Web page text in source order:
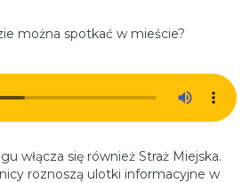
można spotkać w mieście?
włącza się również Straż Miejska.
roznoszą ulotki informacyjne w